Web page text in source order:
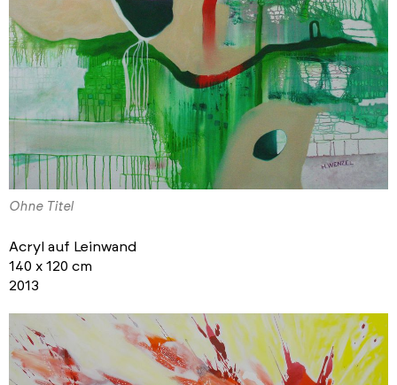
Ohne Titel
Acryl auf Leinwand
140 x 120 cm
2013